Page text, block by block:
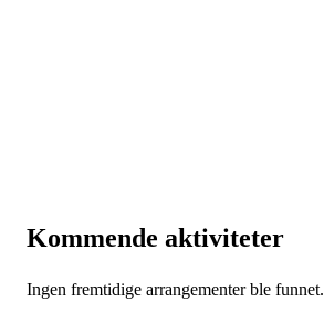
Kommende aktiviteter
Ingen fremtidige arrangementer ble funnet.